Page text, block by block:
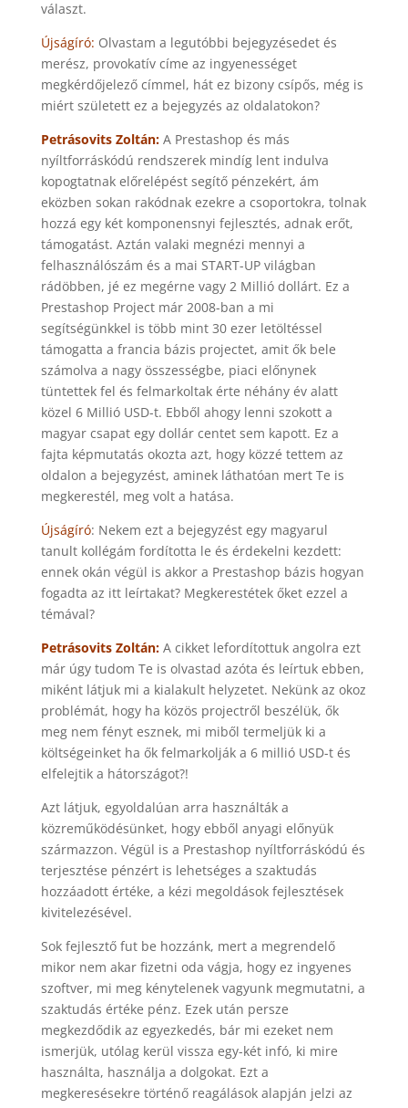
választ.
Újságíró: Olvastam a legutóbbi bejegyzésedet és
merész, provokatív címe az ingyenességet
megkérdőjelező címmel, hát ez bizony csípős, még is
miért született ez a bejegyzés az oldalatokon?
Petrásovits Zoltán:A Prestashop és más
nyíltforráskódú rendszerek mindíg lent indulva
kopogtatnak előrelépést segítő pénzekért, ám
eközben sokan rakódnak ezekre a csoportokra, tolnak
hozzá egy két komponensnyi fejlesztés, adnak erőt,
támogatást. Aztán valaki megnézi mennyi a
felhasználószám és a mai START-UP világban
rádöbben, jé ez megérne vagy 2 Millió dollárt. Ez a
Prestashop Project már 2008-ban a mi
segítségünkkel is több mint 30 ezer letöltéssel
támogatta a francia bázis projectet, amit ők bele
számolva a nagy összességbe, piaci előnynek
tüntettek fel és felmarkoltak érte néhány év alatt
közel 6 Millió USD-t. Ebből ahogy lenni szokott a
magyar csapat egy dollár centet sem kapott. Ez a
fajta képmutatás okozta azt, hogy közzé tettem az
oldalon a bejegyzést, aminek láthatóan mert Te is
megkerestél, meg volt a hatása.
Újságíró: Nekem ezt a bejegyzést egy magyarul
tanult kollégám fordította le és érdekelni kezdett:
ennek okán végül is akkor a Prestashop bázis hogyan
fogadta az itt leírtakat? Megkerestétek őket ezzel a
témával?
Petrásovits Zoltán:A cikket lefordítottuk angolra ezt
már úgy tudom Te is olvastad azóta és leírtuk ebben,
miként látjuk mi a kialakult helyzetet. Nekünk az okoz
problémát, hogy ha közös projectről beszélük, ők
meg nem fényt esznek, mi miből termeljük ki a
költségeinket ha ők felmarkolják a 6 millió USD-t és
elfelejtik a hátországot?!
Azt látjuk, egyoldalúan arra használták a
közreműködésünket, hogy ebből anyagi előnyük
származzon. Végül is a Prestashop nyíltforráskódú és
terjesztése pénzért is lehetséges a szaktudás
hozzáadott értéke, a kézi megoldások fejlesztések
kivitelezésével.
Sok fejlesztő fut be hozzánk, mert a megrendelő
mikor nem akar fizetni oda vágja, hogy ez ingyenes
szoftver, mi meg kénytelenek vagyunk megmutatni, a
szaktudás értéke pénz. Ezek után persze
megkezdődik az egyezkedés, bár mi ezeket nem
ismerjük, utólag kerül vissza egy-két infó, ki mire
használta, használja a dolgokat. Ezt a
megkeresésekre történő reagálások alapján jelzi az